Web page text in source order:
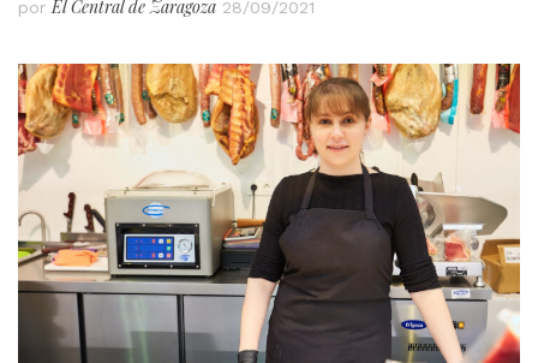
por El Central de Zaragoza 28/09/2021